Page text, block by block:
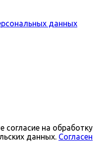
данных
согласие на обработку
данных. Согласен